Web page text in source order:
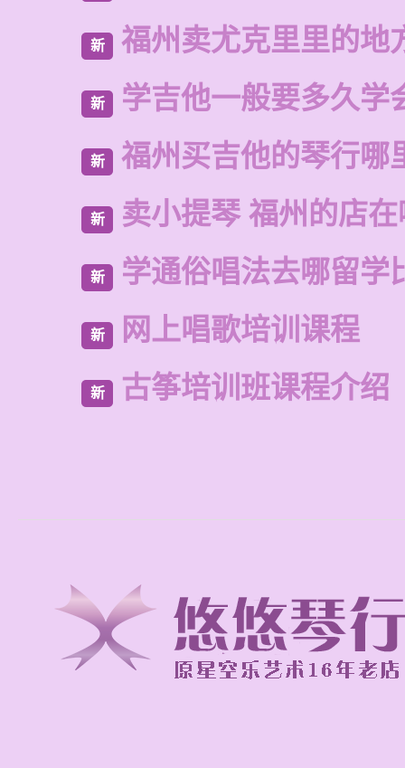
新 福州卖尤克里里的地
新 学吉他一般要多久学
新 福州买吉他的琴行哪
新 卖小提琴 福州的店
新 学通俗唱法去哪留学
新 网上唱歌培训课程
新 古筝培训班课程介绍